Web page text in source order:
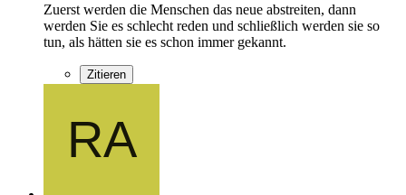
Zuerst werden die Menschen das neue abstreiten, dann
werden Sie es schlecht reden und schließlich werden sie so
tun, als hätten sie es schon immer gekannt.
Zitieren